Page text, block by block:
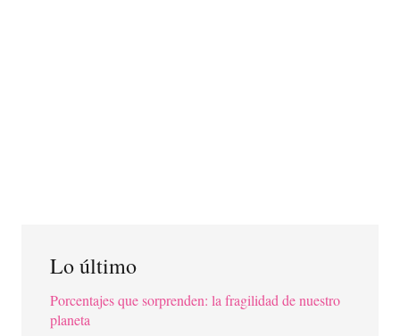
Lo último
Porcentajes que sorprenden: la fragilidad de nuestro
planeta